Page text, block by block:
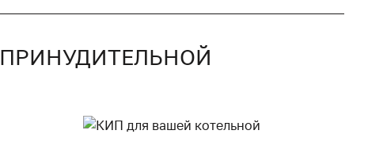
ПРИНУДИТЕЛЬНОЙ